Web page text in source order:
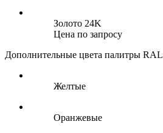
Золото 24K
Цена по запросу
Дополнительные цвета палитры RAL
Желтые
Оранжевые